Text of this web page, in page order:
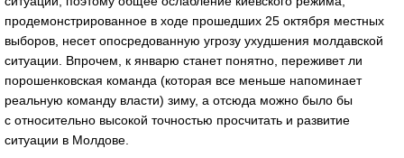
продемонстрированное в ходе прошедших 25 октября местных
выборов, несет опосредованную угрозу ухудшения молдавской
ситуации. Впрочем, к январю станет понятно, переживет ли
порошенковская команда (которая все меньше напоминает
реальную команду власти) зиму, а отсюда можно было бы
с относительно высокой точностью просчитать и развитие
ситуации в Молдове.